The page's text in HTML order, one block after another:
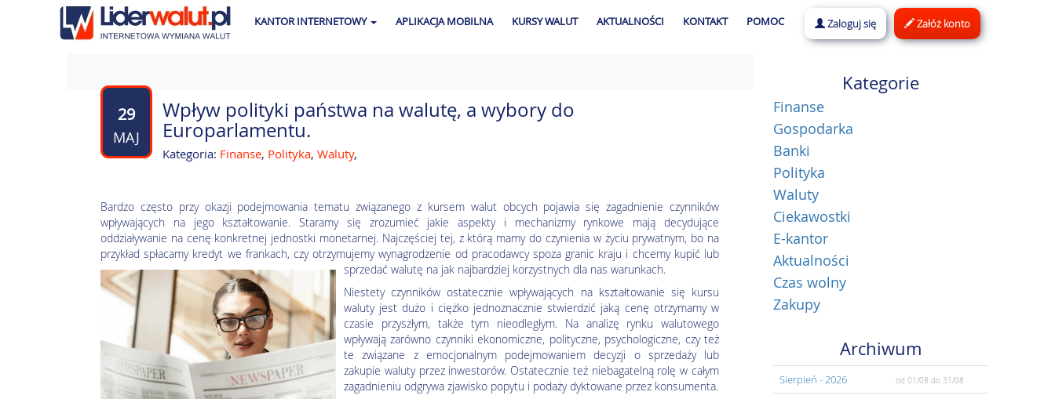
Zaloguj się Załóż konto
KANTOR INTERNETOWY APLIKACJA MOBILNA KURSY WALUT AKTUALNOŚCI KONTAKT POMOC
29
MAJ
Wpływ polityki państwa na walutę, a wybory do
Europarlamentu.
Kategoria: Finanse, Polityka, Waluty,
Bardzo często przy okazji podejmowania tematu związanego z kursem walut obcych pojawia się zagadnienie czynników
wpływających na jego kształtowanie. Staramy się zrozumieć jakie aspekty i mechanizmy rynkowe mają decydujące
oddziaływanie na cenę konkretnej jednostki monetarnej. Najczęściej tej, z którą mamy do czynienia w życiu prywatnym, bo na
przykładspłacamy kredyt we frankach, czy otrzymujemy wynagrodzenie od pracodawcy spoza granic kraju i chcemy kupić lub
sprzedać walutę na jak najbardziej korzystnych dla nas warunkach.
Niestety czynników ostatecznie wpływających na kształtowanie się kursu
waluty jest dużo i ciężko jednoznacznie stwierdzić jaką cenę otrzymamy w
czasie przyszłym, także tym nieodległym. Na analizę rynku walutowego
wpływają zarówno czynniki ekonomiczne, polityczne, psychologiczne, czy też
te związane z emocjonalnym podejmowaniem decyzji o sprzedaży lub
zakupie waluty przez inwestorów. Ostatecznie też niebagatelną rolę w całym
zagadnieniu odgrywa zjawisko popytu i podaży dyktowane przez konsumenta.
Kategorie
Finanse
Gospodarka
Banki
Polityka
Waluty
Ciekawostki
E-kantor
Aktualności
Czas wolny
Zakupy
Archiwum
Sierpień - 2026 od 01/08 do 31/08